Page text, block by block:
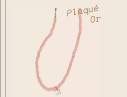
Plaqué
Or